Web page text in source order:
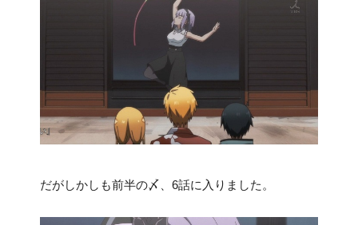
だがしかしも前半の〆、6話に入りました。